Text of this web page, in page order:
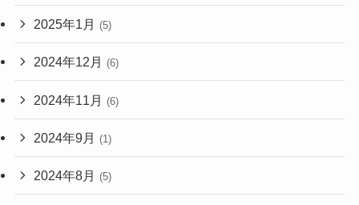
2025年1月 (5)
2024年12月 (6)
2024年11月 (6)
2024年9月 (1)
2024年8月 (5)